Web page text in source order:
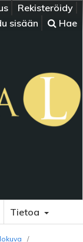
Rekisteröidy
sisään
Hae
Tietoa
/